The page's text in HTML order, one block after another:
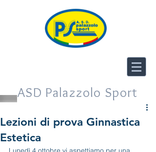
ASD Palazzolo Sport
Lezioni di prova Ginnastica
Estetica